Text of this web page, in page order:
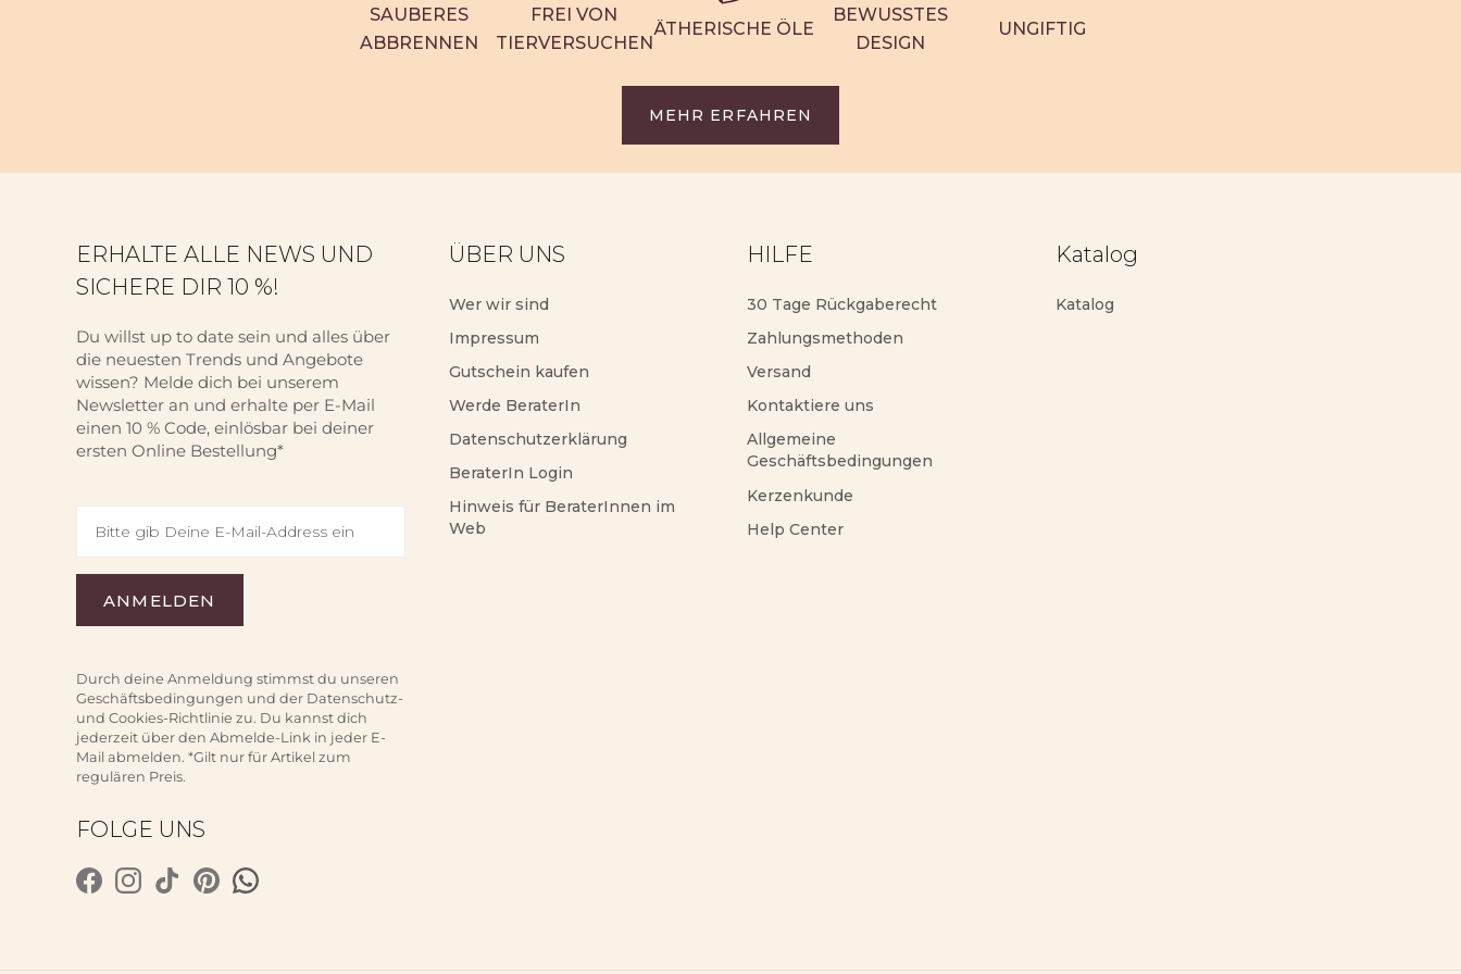
SAUBERES
ABBRENNEN
FREI VON
TIERVERSUCHEN
ÄTHERISCHE ÖLE
BEWUSSTES
DESIGN
UNGIFTIG
MEHR ERFAHREN
ERHALTE ALLE NEWS UND
SICHERE DIR 10 %!
Du willst up to date sein und alles über
die neuesten Trends und Angebote
wissen? Melde dich bei unserem
Newsletter an und erhalte per E-Mail
einen 10 % Code, einlösbar bei deiner
ersten Online Bestellung*
Durch deine Anmeldung stimmst du unseren
Geschäftsbedingungen und der Datenschutz-
und Cookies-Richtlinie zu. Du kannst dich
jederzeit über den Abmelde-Link in jeder E-
Mail abmelden. *Gilt nur für Artikel zum
regulären Preis.
FOLGE UNS
ÜBER UNS
Wer wir sind
Impressum
Gutschein kaufen
Werde BeraterIn
Datenschutzerklärung
BeraterIn Login
Hinweis für BeraterInnen im
Web
HILFE
30 Tage Rückgaberecht
Zahlungsmethoden
Versand
Kontaktiere uns
Allgemeine
Geschäftsbedingungen
Kerzenkunde
Help Center
Katalog
Katalog